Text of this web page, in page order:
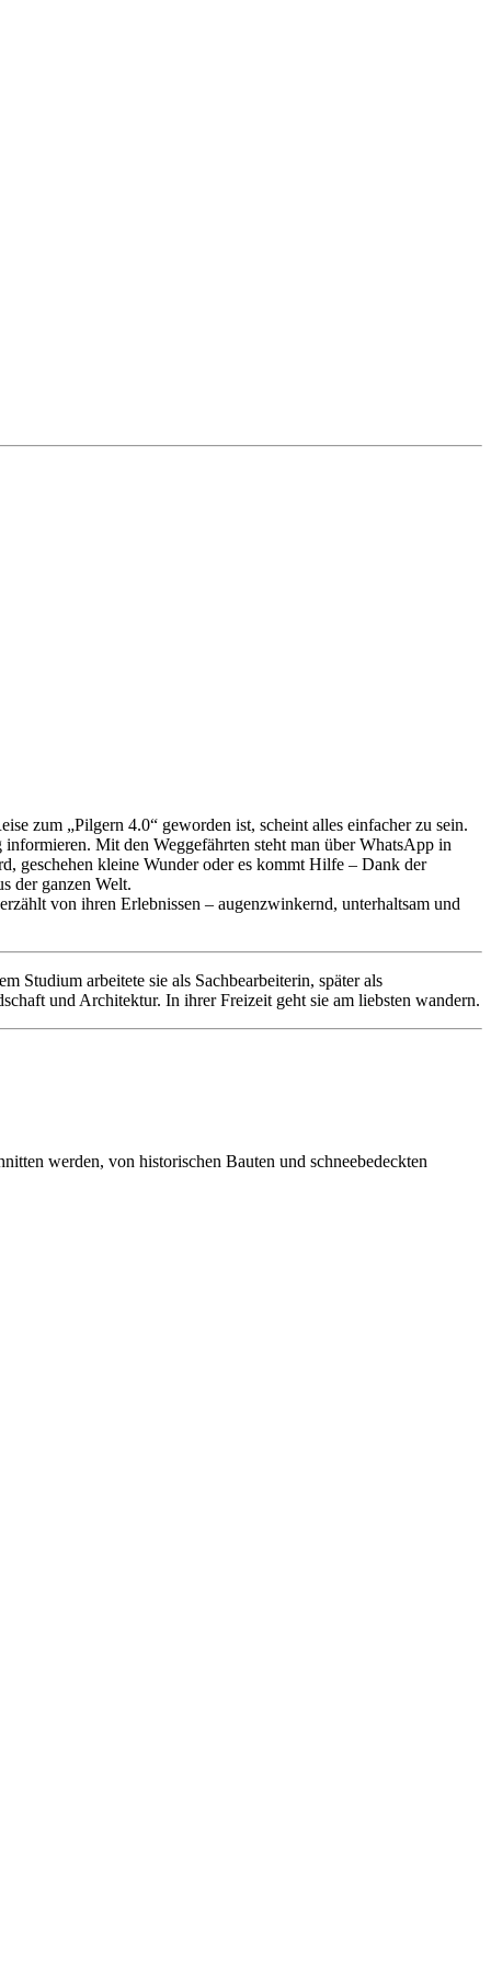
zum „Pilgern 4.0“ geworden ist, scheint alles einfacher zu sein.
Mit den Weggefährten steht man über WhatsApp in
geschehen kleine Wunder oder es kommt Hilfe – Dank der
der ganzen Welt.
von ihren Erlebnissen – augenzwinkernd, unterhaltsam und
Studium arbeitete sie als Sachbearbeiterin, später als
und Architektur. In ihrer Freizeit geht sie am liebsten wandern.
werden, von historischen Bauten und schneebedeckten